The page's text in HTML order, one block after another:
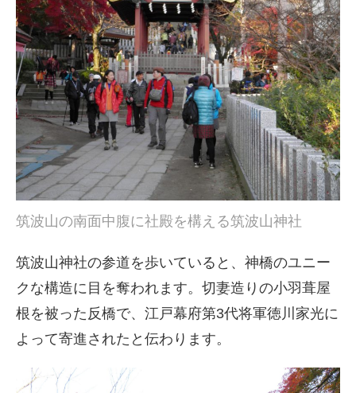
筑波山の南面中腹に社殿を構える筑波山神社
筑波山神社の参道を歩いていると、神橋のユニー
クな構造に目を奪われます。切妻造りの小羽葺屋
根を被った反橋で、江戸幕府第3代将軍徳川家光に
よって寄進されたと伝わります。